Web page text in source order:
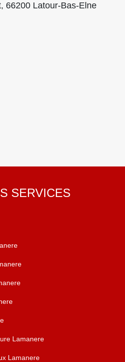
66200 Latour-Bas-Elne
SERVICES
Lamanere
Lamanere